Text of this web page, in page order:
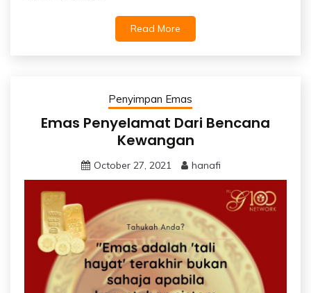
Read More
Penyimpan Emas
Emas Penyelamat Dari Bencana
Kewangan
October 27, 2021 hanafi